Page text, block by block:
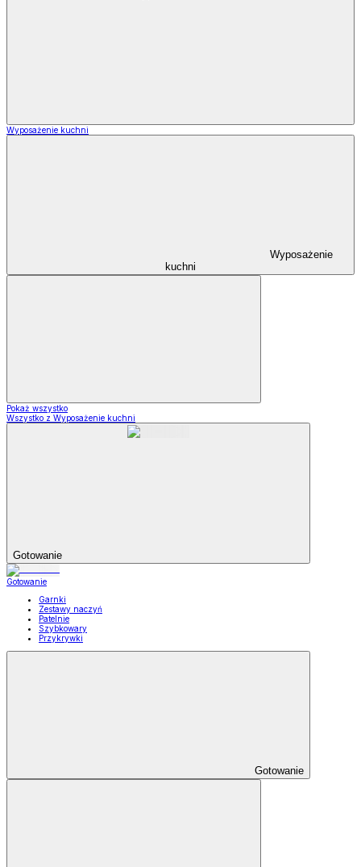
Wyposażenie kuchni
Wyposażenie
kuchni
Pokaż wszystko
Wszystko z Wyposażenie kuchni
Gotowanie
Gotowanie
Garnki
Zestawy naczyń
Patelnie
Szybkowary
Przykrywki
Gotowanie